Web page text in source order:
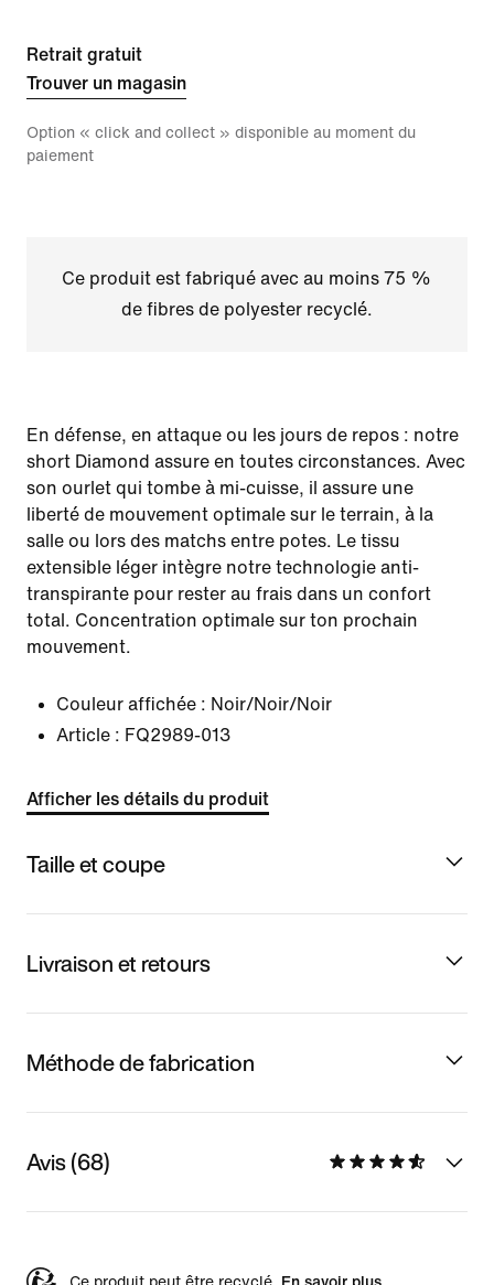
Retrait gratuit
Trouver un magasin
Option « click and collect » disponible au moment du
paiement
Ce produit est fabriqué avec au moins 75 %
de fibres de polyester recyclé.
En défense, en attaque ou les jours de repos : notre
short Diamond assure en toutes circonstances. Avec
son ourlet qui tombe à mi-cuisse, il assure une
liberté de mouvement optimale sur le terrain, à la
salle ou lors des matchs entre potes. Le tissu
extensible léger intègre notre technologie anti-
transpirante pour rester au frais dans un confort
total. Concentration optimale sur ton prochain
mouvement.
Couleur affichée : Noir/Noir/Noir
Article : FQ2989-013
Afficher les détails du produit
Taille et coupe
Livraison et retours
Méthode de fabrication
Avis (68)
Ce produit peut être recyclé. En savoir plus